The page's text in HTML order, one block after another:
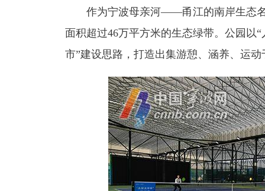
作为宁波母亲河——甬江的南岸生态名
面积超过46万平方米的生态绿带。公园以
市”建设思路，打造出集游憩、涵养、运